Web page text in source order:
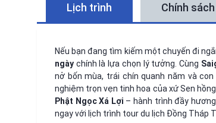
Lịch trình Chính sách
Nếu bạn đang tìm kiếm một chuyến đi
ngày chính là lựa chọn lý tưởng. Cùng
nở bốn mùa, trái chín quanh năm và
nghiệm trọn vẹn tinh hoa của xứ Sen
Phật Ngọc Xá Lợi – hành trình đầy
ngay với lịch trình tour du lịch Đồng Tháp